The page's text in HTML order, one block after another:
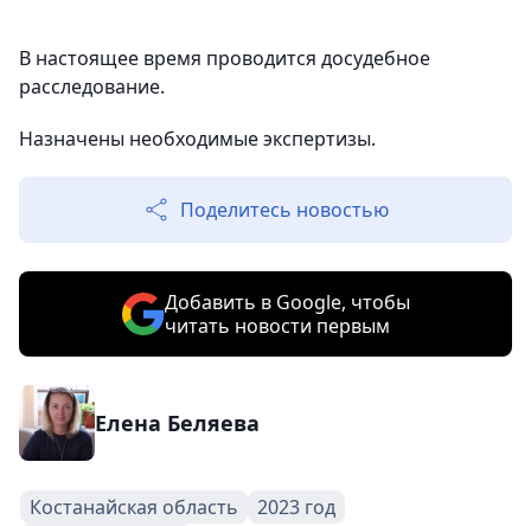
В настоящее время проводится досудебное
расследование.
Назначены необходимые экспертизы.
Поделитесь новостью
Добавить в Google, чтобы
читать новости первым
Елена Беляева
Костанайская область
2023 год